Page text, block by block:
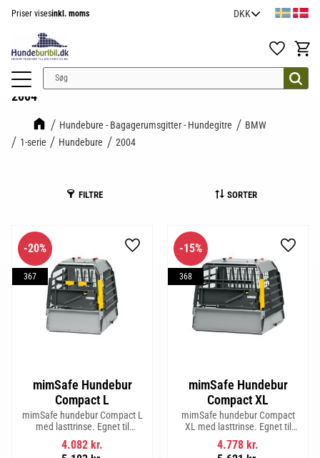
Priser visesinkl. moms
Favoritter
2004
Hundebure - Bagagerumsgitter - Hundegitre
BMW
1-serie
Hundebure 2004
FILTRE SORTER
mimSafe Hundebur
Compact L
mimSafe hundebur Compact L
med lasttrinse. Egnet til
hunderacer med en
skulderhøjde på op til 58 cm.
4.082 kr.
20%
367
Gem som favorit
mimSafe Hundebur
Compact XL
mimSafe hundebur Compact
XL med lasttrinse. Egnet til
hunderacer med en
skulderhøjde på op til 58 cm.
4.778 kr.
15%
368
Gem